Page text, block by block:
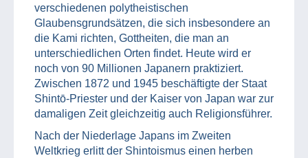
verschiedenen polytheistischen
Glaubensgrundsätzen, die sich insbesondere an
die Kami richten, Gottheiten, die man an
unterschiedlichen Orten findet. Heute wird er
noch von 90 Millionen Japanern praktiziert.
Zwischen 1872 und 1945 beschäftigte der Staat
Shintō-Priester und der Kaiser von Japan war zur
damaligen Zeit gleichzeitig auch Religionsführer.
Nach der Niederlage Japans im Zweiten
Weltkrieg erlitt der Shintoismus einen herben